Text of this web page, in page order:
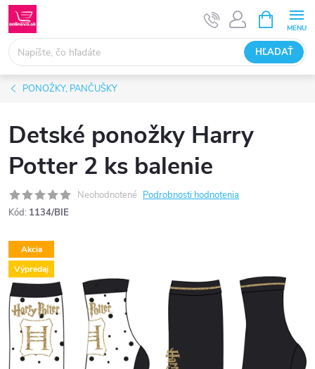
Prejsť
na
obsah
HĽADAŤ
KOŠÍK
PONOŽKY, PANČUŠKY
Detské ponožky Harry
Potter 2 ks balenie
Neohodnotené Podrobnosti hodnotenia
Kód: 1134/BIE
Akcia
Výpredaj